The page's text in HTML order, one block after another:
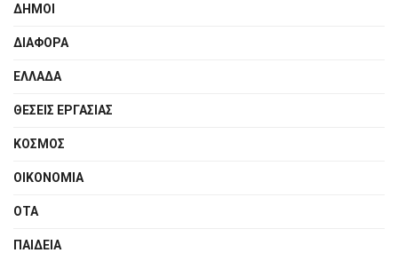
ΔΗΜΟΙ
ΔΙΑΦΟΡΑ
ΕΛΛΑΔΑ
ΘΕΣΕΙΣ ΕΡΓΑΣΙΑΣ
ΚΟΣΜΟΣ
ΟΙΚΟΝΟΜΙΑ
ΟΤΑ
ΠΑΙΔΕΙΑ